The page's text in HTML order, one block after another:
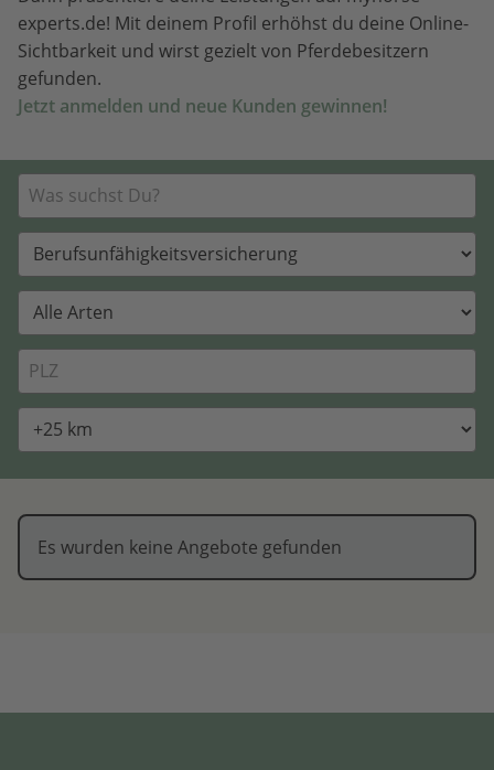
experts.de! Mit deinem Profil erhöhst du deine Online-
Sichtbarkeit und wirst gezielt von Pferdebesitzern
gefunden.
Jetzt anmelden und neue Kunden gewinnen!
Es wurden keine Angebote gefunden